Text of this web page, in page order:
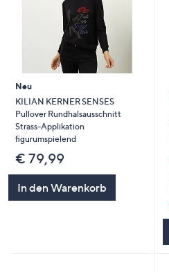
Neu
KILIAN KERNER SENSES
Pullover Rundhalsausschnitt
Strass-Applikation
figurumspielend
€ 79,99
In den Warenkorb